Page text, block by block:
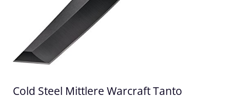
Cold Steel Mittlere Warcraft Tanto